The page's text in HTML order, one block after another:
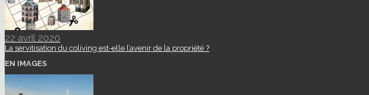
22 avril 2020
La servitisation du coliving est-elle l’avenir de la propriété ?
EN IMAGES